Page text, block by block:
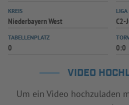
KREIS
Niederbayern West
LIGA
C2-
TABELLENPLATZ
0 0:0
VIDEO
Um ein Video hochzuladen